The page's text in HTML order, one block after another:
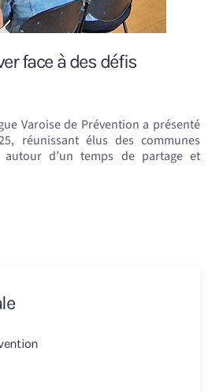
face à des défis
Varoise de Prévention a présenté
réunissant élus des communes
autour d’un temps de partage et